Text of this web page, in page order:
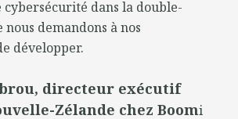
dans la double-
demandons à nos
développer.
directeur exécutif
Zélande chez Boomi